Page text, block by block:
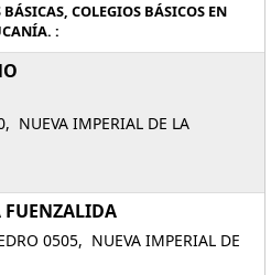
COLEGIOS BÁSICOS EN
:
NUEVA IMPERIAL DE LA
FUENZALIDA
0505, NUEVA IMPERIAL DE